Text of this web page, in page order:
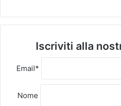
Iscriviti alla
Email*
Nome